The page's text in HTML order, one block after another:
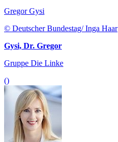
Gregor Gysi
© Deutscher Bundestag/ Inga Haar
Gysi, Dr. Gregor
Gruppe Die Linke
()